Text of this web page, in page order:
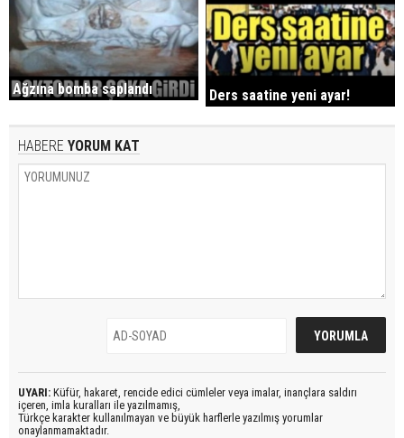
Ağzına bomba saplandı Ders saatine yeni ayar!
HABERE YORUM KAT
UYARI: Küfür, hakaret, rencide edici cümleler veya imalar, inançlara saldırı
içeren, imla kuralları ile yazılmamış,
Türkçe karakter kullanılmayan ve büyük harflerle yazılmış yorumlar
onaylanmamaktadır.